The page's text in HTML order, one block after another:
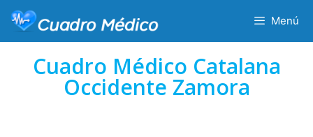
Menú
Cuadro Médico Catalana
Occidente Zamora